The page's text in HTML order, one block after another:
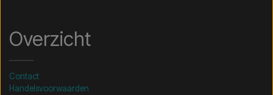
Overzicht
Contact
Handelsvoorwaarden